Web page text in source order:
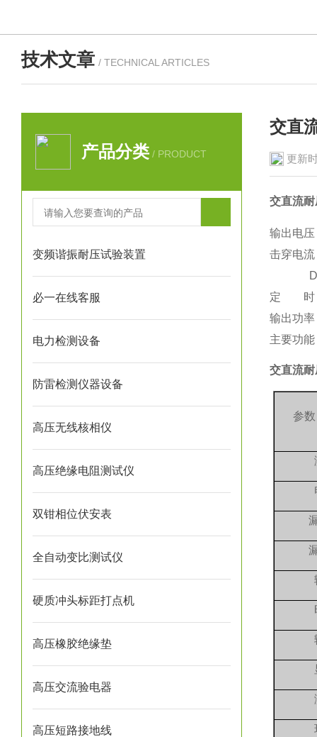
技术文章 / TECHNICAL ARTICLES
产品分类 / PRODUCT
变频谐振耐压试验装置
必一在线客服
电力检测设备
防雷检测仪器设备
高压无线核相仪
高压绝缘电阻测试仪
双钳相位伏安表
全自动变比测试仪
硬质冲头标距打点机
高压橡胶绝缘垫
高压交流验电器
高压短路接地线
交直
更新
交直流
输出电压
击穿电流
定 时
输出功率
主要功
交直流
参数